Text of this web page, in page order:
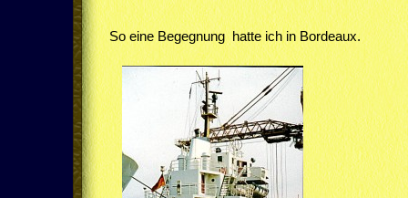
So eine Begegnung hatte ich in Bordeaux.